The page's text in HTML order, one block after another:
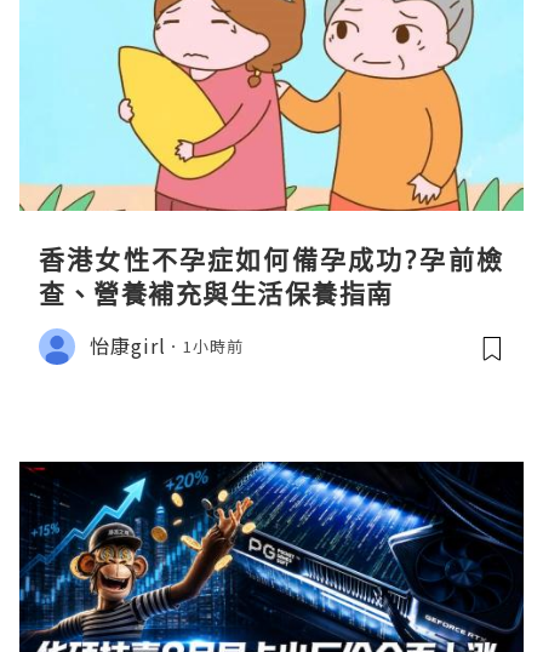
香港女性不孕症如何備孕成功?孕前檢
查、營養補充與生活保養指南
怡康girl 1小時前